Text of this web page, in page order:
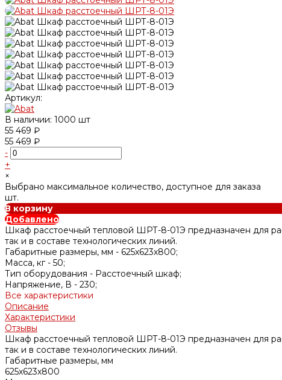
Артикул:
В наличии: 1000 шт
55 469 ₽
55 469 ₽
-
+
×
Выбрано максимальное количество, доступное для заказа
шт.
В корзину
Добавлено
Шкаф расстоечный тепловой ШРТ-8-01Э предназначен для
так и в составе технологических линий.
Габаритные размеры, мм - 625х623х800;
Масса, кг - 50;
Тип оборудования - Расстоечный шкаф;
Напряжение, В - 230;
Все характеристики
Описание
Характеристики
Отзывы
Шкаф расстоечный тепловой ШРТ-8-01Э предназначен для
так и в составе технологических линий.
Габаритные размеры, мм
625х623х800